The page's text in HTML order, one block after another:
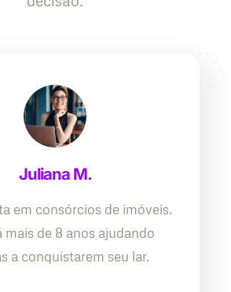
Juliana M.
em consórcios de imóveis.
mais de 8 anos ajudando
a conquistarem seu lar.